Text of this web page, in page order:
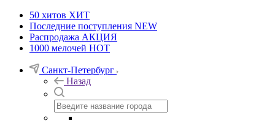
50 хитов ХИТ
Последние поступления NEW
Распродажа АКЦИЯ
1000 мелочей HOT
Санкт-Петербург
Назад